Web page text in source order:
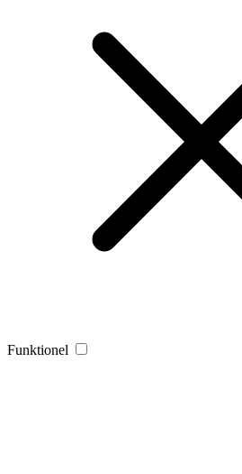
Funktionel